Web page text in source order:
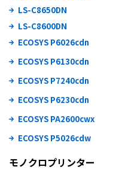
LS-C8650DN
LS-C8600DN
ECOSYS P6026cdn
ECOSYS P6130cdn
ECOSYS P7240cdn
ECOSYS P6230cdn
ECOSYS PA2600cwx
ECOSYS P5026cdw
モノクロプリンター